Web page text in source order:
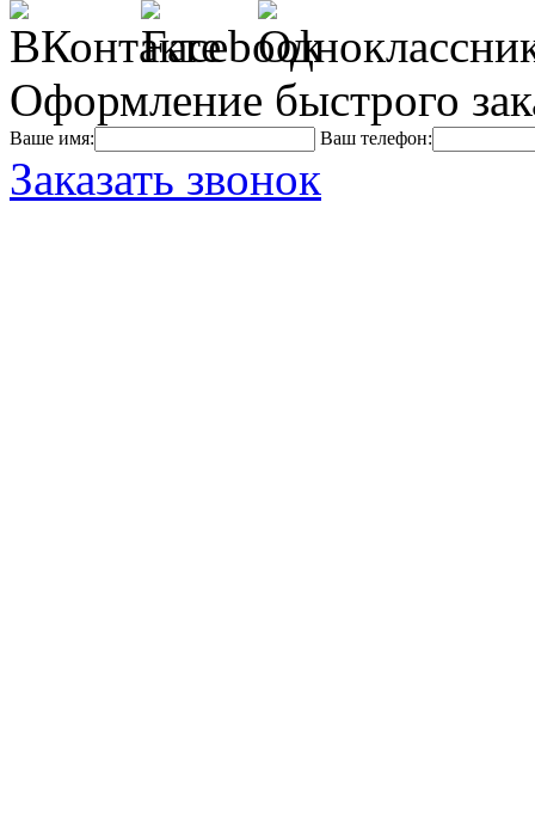
Оформление быстрого
Ваше имя: Ваш телефон:
Заказать звонок